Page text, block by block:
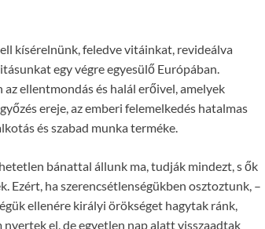
kísérelnünk, feledve vitáinkat, revideálva
egy végre egyesülő Európában.
ellentmondás és halál erőivel, amelyek
ereje, az emberi felemelkedés hatalmas
és szabad munka terméke.
bánattal állunk ma, tudják mindezt, s ők
Ezért, ha szerencsétlenségükben osztoztunk, –
ellenére királyi örökséget hagytak ránk,
el, de egyetlen nap alatt visszaadtak